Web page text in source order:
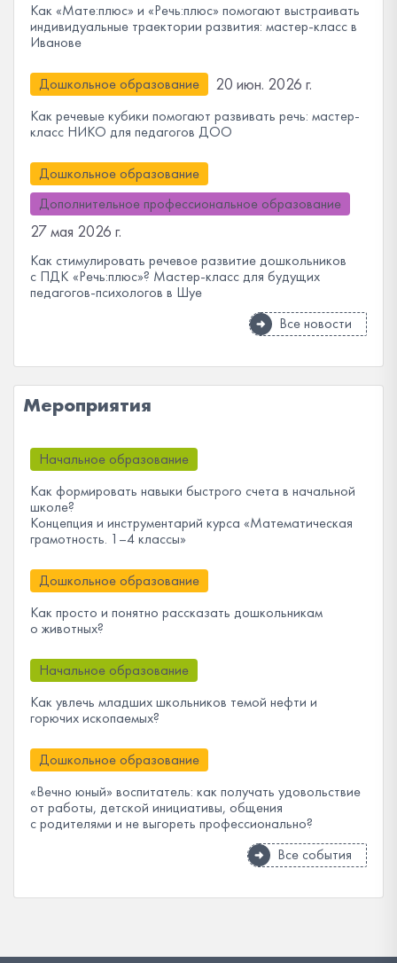
Как «Мате:плюс» и «Речь:плюс» помогают выстраивать
индивидуальные траектории развития: мастер-класс в
Иванове
Дошкольное образование 20 июн. 2026 г.
Как речевые кубики помогают развивать речь: мастер-
класс НИКО для педагогов ДОО
Дошкольное образование
Дополнительное профессиональное образование
27 мая 2026 г.
Как стимулировать речевое развитие дошкольников
с ПДК «Речь:плюс»? Мастер-класс для будущих
педагогов-психологов в Шуе
Все новости
Мероприятия
Начальное образование
Как формировать навыки быстрого счета в начальной
школе?
Концепция и инструментарий курса «Математическая
грамотность. 1–4 классы»
Дошкольное образование
Как просто и понятно рассказать дошкольникам
о животных?
Начальное образование
Как увлечь младших школьников темой нефти и
горючих ископаемых?
Дошкольное образование
«Вечно юный» воспитатель: как получать удовольствие
от работы, детской инициативы, общения
с родителями и не выгореть профессионально?
Все события